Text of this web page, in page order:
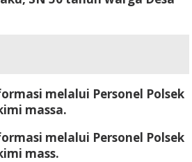
melalui Personel Polsek
massa.
melalui Personel Polsek
mass.